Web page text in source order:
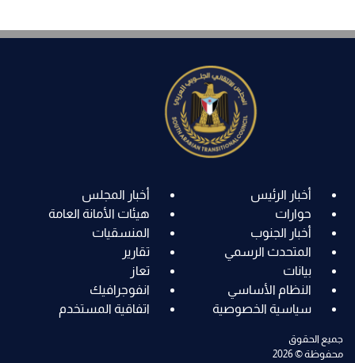
أخبار الرئيس
أخبار المجلس
حوارات
هيئات الأمانة العامة
أخبار الجنوب
المنسقيات
المتحدث الرسمي
تقارير
بيانات
تعاز
النظام الأساسي
انفوجرافيك
سياسية الخصوصية
اتفاقية المستخدم
جميع الحقوق
محفوظة © 2026